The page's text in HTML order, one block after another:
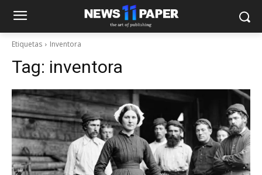
Etiquetas Inventora
Tag: inventora